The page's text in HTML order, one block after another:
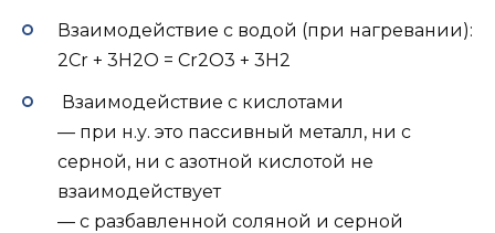
Взаимодействие с водой (при нагревании):
2Cr + 3H2O = Cr2O3 + 3H2
Взаимодействие с кислотами
— при н.у. это пассивный металл, ни с
серной, ни с азотной кислотой не
взаимодействует
— с разбавленной соляной и серной